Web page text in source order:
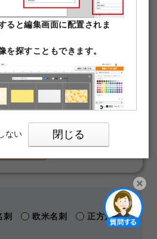
文が可能です。
モノクロ マットコート180kg
細はこちら
マ 】
セージカード
刺 欧米名刺
正方形名刺
ると編集画面に配置されま
を探すこともできます。
字は印刷時に消えますのでご
ない 閉じる
開く